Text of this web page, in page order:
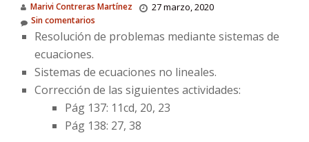
Marivi Contreras Martínez 27 marzo, 2020
Sin comentarios
Resolución de problemas mediante sistemas de
ecuaciones.
Sistemas de ecuaciones no lineales.
Corrección de las siguientes actividades:
Pág 137: 11cd, 20, 23
Pág 138: 27, 38